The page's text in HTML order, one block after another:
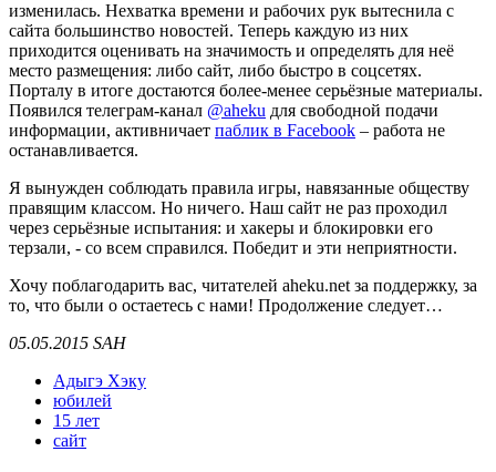
изменилась. Нехватка времени и рабочих рук вытеснила с
сайта большинство новостей. Теперь каждую из них
приходится оценивать на значимость и определять для неё
место размещения: либо сайт, либо быстро в соцсетях.
Порталу в итоге достаются более-менее серьёзные материалы.
Появился телеграм-канал @aheku для свободной подачи
информации, активничает паблик в Facebook – работа не
останавливается.
Я вынужден соблюдать правила игры, навязанные обществу
правящим классом. Но ничего. Наш сайт не раз проходил
через серьёзные испытания: и хакеры и блокировки его
терзали, - со всем справился. Победит и эти неприятности.
Хочу поблагодарить вас, читателей aheku.net за поддержку, за
то, что были о остаетесь с нами! Продолжение следует…
05.05.2015 SAH
Адыгэ Хэку
юбилей
15 лет
сайт